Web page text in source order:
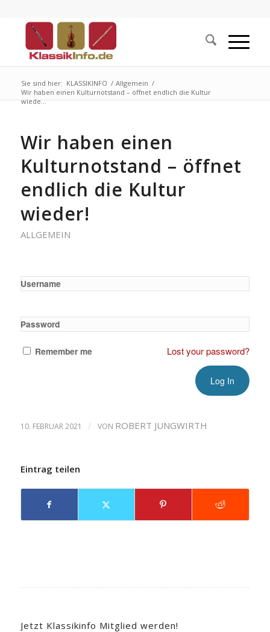
Sie sind hier: KLASSIKINFO / Allgemein /
Wir haben einen Kulturnotstand – öffnet endlich die Kultur
wiede...
Wir haben einen
Kulturnotstand – öffnet
endlich die Kultur
wieder!
ALLGEMEIN
Username
Password
Remember me Lost your password?
10. FEBRUAR 2021 / VON ROBERT JUNGWIRTH
Eintrag teilen
Jetzt Klassikinfo Mitglied werden!